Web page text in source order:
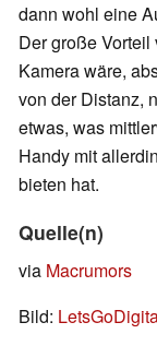
dann wohl eine
Der große
Kamera wäre,
von der Distanz,
etwas, was
Handy mit
bieten hat.
Quelle(n)
via Macrumors
Bild: